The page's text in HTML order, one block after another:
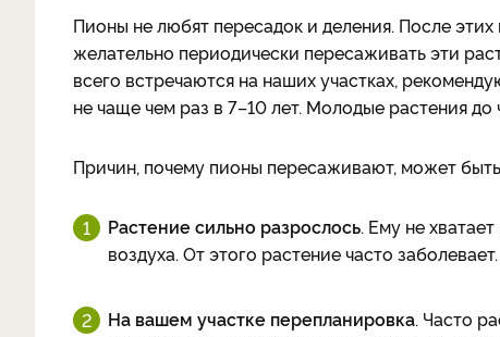
Пионы не любят пересадок и деления. После
желательно периодически пересаживать эти
всего встречаются на наших участках,
не чаще чем раз в 7–10 лет. Молодые растения
Причин, почему пионы пересаживают, может
Растение сильно разрослось. Ему не
воздуха. От этого растение часто заболевает.
На вашем участке перепланировка. Часто